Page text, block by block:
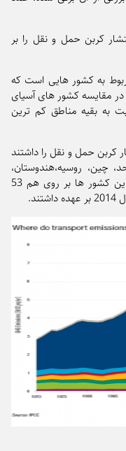
کربن حمل و نقل را بر
به کشور هایی است که
در مقایسه کشور های آسیای
به بقیه مناطق کم ترین
ترین انتشار کربن حمل و نقل را داشتند
چین، روسیه،هندوستان،
برزیل، ژاپن، کانادا، آلمان، مکزیک و ایران. این کشور ها بر روی هم 53